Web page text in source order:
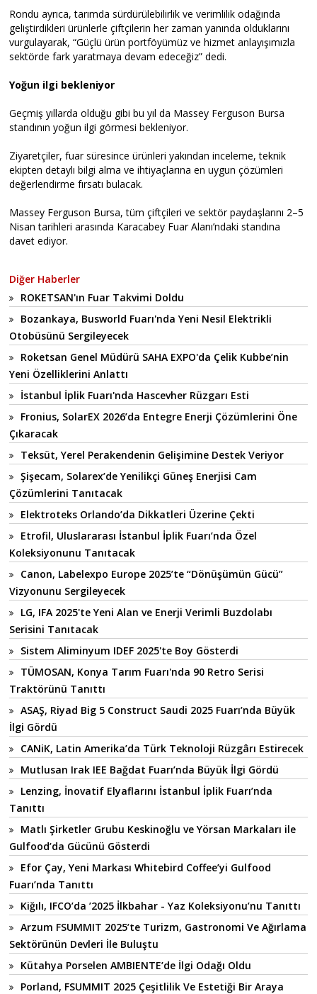
Rondu ayrıca, tarımda sürdürülebilirlik ve verimlilik odağında
geliştirdikleri ürünlerle çiftçilerin her zaman yanında olduklarını
vurgulayarak, “Güçlü ürün portföyümüz ve hizmet anlayışımızla
sektörde fark yaratmaya devam edeceğiz” dedi.
Yoğun ilgi bekleniyor
Geçmiş yıllarda olduğu gibi bu yıl da Massey Ferguson Bursa
standının yoğun ilgi görmesi bekleniyor.
Ziyaretçiler, fuar süresince ürünleri yakından inceleme, teknik
ekipten detaylı bilgi alma ve ihtiyaçlarına en uygun çözümleri
değerlendirme fırsatı bulacak.
Massey Ferguson Bursa, tüm çiftçileri ve sektör paydaşlarını 2–5
Nisan tarihleri arasında Karacabey Fuar Alanı’ndaki standına
davet ediyor.
Diğer Haberler
ROKETSAN'ın Fuar Takvimi Doldu
Bozankaya, Busworld Fuarı'nda Yeni Nesil Elektrikli
Otobüsünü Sergileyecek
Roketsan Genel Müdürü SAHA EXPO'da Çelik Kubbe’nin
Yeni Özelliklerini Anlattı
İstanbul İplik Fuarı'nda Hascevher Rüzgarı Esti
Fronius, SolarEX 2026’da Entegre Enerji Çözümlerini Öne
Çıkaracak
Teksüt, Yerel Perakendenin Gelişimine Destek Veriyor
Şişecam, Solarex’de Yenilikçi Güneş Enerjisi Cam
Çözümlerini Tanıtacak
Elektroteks Orlando’da Dikkatleri Üzerine Çekti
Etrofil, Uluslararası İstanbul İplik Fuarı’nda Özel
Koleksiyonunu Tanıtacak
Canon, Labelexpo Europe 2025’te “Dönüşümün Gücü”
Vizyonunu Sergileyecek
LG, IFA 2025'te Yeni Alan ve Enerji Verimli Buzdolabı
Serisini Tanıtacak
Sistem Aliminyum IDEF 2025'te Boy Gösterdi
TÜMOSAN, Konya Tarım Fuarı'nda 90 Retro Serisi
Traktörünü Tanıttı
ASAŞ, Riyad Big 5 Construct Saudi 2025 Fuarı’nda Büyük
İlgi Gördü
CANiK, Latin Amerika’da Türk Teknoloji Rüzgârı Estirecek
Mutlusan Irak IEE Bağdat Fuarı’nda Büyük İlgi Gördü
Lenzing, İnovatif Elyaflarını İstanbul İplik Fuarı’nda
Tanıttı
Matlı Şirketler Grubu Keskinoğlu ve Yörsan Markaları ile
Gulfood’da Gücünü Gösterdi
Efor Çay, Yeni Markası Whitebird Coffee’yi Gulfood
Fuarı’nda Tanıttı
Kiğılı, IFCO’da ’2025 İlkbahar - Yaz Koleksiyonu’nu Tanıttı
Arzum FSUMMIT 2025’te Turizm, Gastronomi Ve Ağırlama
Sektörünün Devleri İle Buluştu
Kütahya Porselen AMBIENTE’de İlgi Odağı Oldu
Porland, FSUMMIT 2025 Çeşitlilik Ve Estetiği Bir Araya